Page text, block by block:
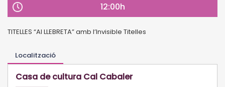
12:00h
TITELLES “AI LLEBRETA” amb l’Invisible Titelles
Localització
Casa de cultura Cal Cabaler